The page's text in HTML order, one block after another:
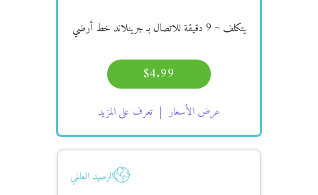
يتكلف~ 9 دقيقة للاتصال بـ جرينلاند خط أرضي
$4.99
عرض الأسعار تعرف على المزيد
الرصيد العالمي